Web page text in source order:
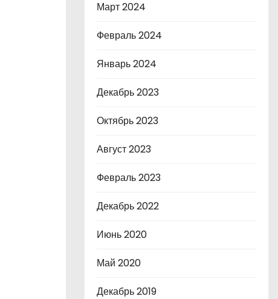
Март 2024
Февраль 2024
Январь 2024
Декабрь 2023
Октябрь 2023
Август 2023
Февраль 2023
Декабрь 2022
Июнь 2020
Май 2020
Декабрь 2019